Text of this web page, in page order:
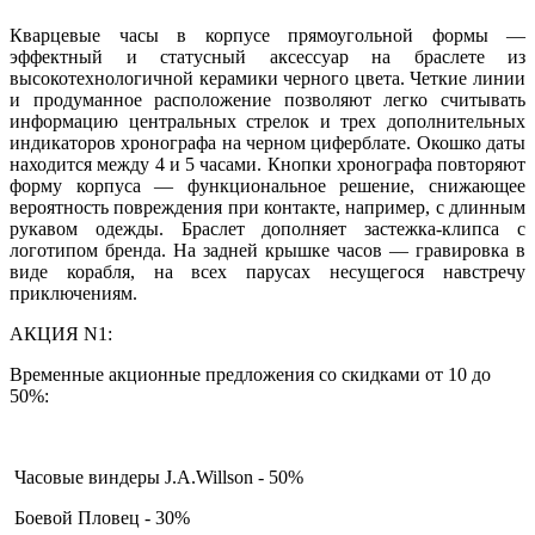
Кварцевые часы в корпусе прямоугольной формы —
эффектный и статусный аксессуар на браслете из
высокотехнологичной керамики черного цвета. Четкие линии
и продуманное расположение позволяют легко считывать
информацию центральных стрелок и трех дополнительных
индикаторов хронографа на черном циферблате. Окошко даты
находится между 4 и 5 часами. Кнопки хронографа повторяют
форму корпуса — функциональное решение, снижающее
вероятность повреждения при контакте, например, с длинным
рукавом одежды. Браслет дополняет застежка-клипса с
логотипом бренда. На задней крышке часов — гравировка в
виде корабля, на всех парусах несущегося навстречу
приключениям.
АКЦИЯ N1:
Временные акционные предложения со скидками от 10 до
50%:
Часовые виндеры J.A.Willson - 50%
Боевой Пловец - 30%